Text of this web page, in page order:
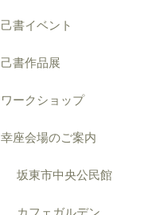
己書イベント
己書作品展
ワークショップ
幸座会場のご案内
坂東市中央公民館
カフェガルデン